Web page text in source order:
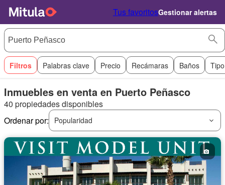
Tus favoritosGestionar alertas
Filtros Palabras clave Precio Recámaras Baños
Inmuebles en venta en Puerto Peñasco
40 propiedades disponibles
Ordenar por:
Popularidad